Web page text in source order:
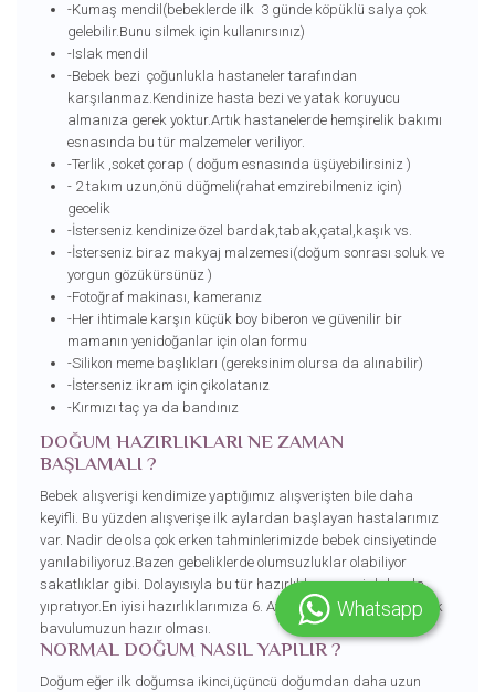
-Kumaş mendil(bebeklerde ilk 3 günde köpüklü salya çok
gelebilir.Bunu silmek için kullanırsınız)
-Islak mendil
-Bebek bezi çoğunlukla hastaneler tarafından
karşılanmaz.Kendinize hasta bezi ve yatak koruyucu
almanıza gerek yoktur.Artık hastanelerde hemşirelik bakımı
esnasında bu tür malzemeler veriliyor.
-Terlik ,soket çorap ( doğum esnasında üşüyebilirsiniz )
- 2 takım uzun,önü düğmeli(rahat emzirebilmeniz için)
gecelik
-İsterseniz kendinize özel bardak,tabak,çatal,kaşık vs.
-İsterseniz biraz makyaj malzemesi(doğum sonrası soluk ve
yorgun gözükürsünüz )
-Fotoğraf makinası, kameranız
-Her ihtimale karşın küçük boy biberon ve güvenilir bir
mamanın yenidoğanlar için olan formu
-Silikon meme başlıkları (gereksinim olursa da alınabilir)
-İsterseniz ikram için çikolatanız
-Kırmızı taç ya da bandınız
DOĞUM HAZIRLIKLARI NE ZAMAN
BAŞLAMALI ?
Bebek alışverişi kendimize yaptığımız alışverişten bile daha
keyifli. Bu yüzden alışverişe ilk aylardan başlayan hastalarımız
var. Nadir de olsa çok erken tahminlerimizde bebek cinsiyetinde
yanılabiliyoruz.Bazen gebeliklerde olumsuzluklar olabiliyor
sakatlıklar gibi. Dolayısıyla bu tür hazırlıklar anneyi daha da
yıpratıyor.En iyisi hazırlıklarımıza 6. Ayda başlayıp 7. Ayda artık
bavulumuzun hazır olması.
NORMAL DOĞUM NASIL YAPILIR ?
Doğum eğer ilk doğumsa ikinci,üçüncü doğumdan daha uzun
Whatsapp